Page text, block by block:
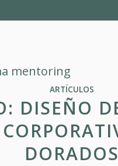
mentoring
ARTÍCULOS
DISEÑO
DORADOS